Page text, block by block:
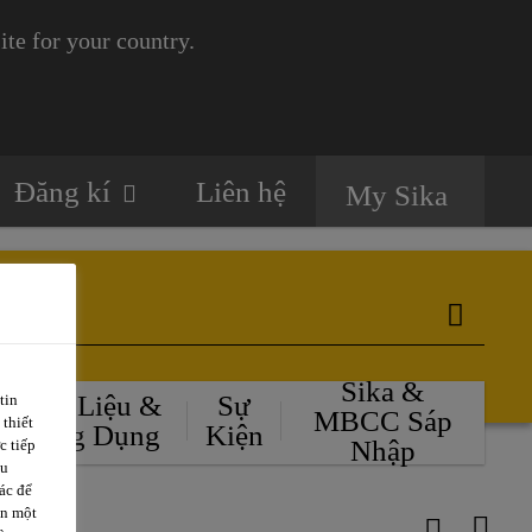
for your country.
Đăng kí Liên hệ My Sika
Tài Liệu &
Ứng Dụng
Sự
Kiện
Sika &
MBCC Sáp
Nhập
thiết
tiếp
để
một